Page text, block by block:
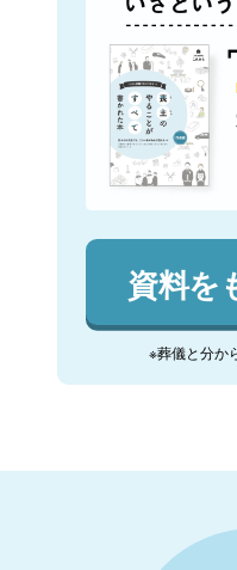
資料を
※葬儀と分か